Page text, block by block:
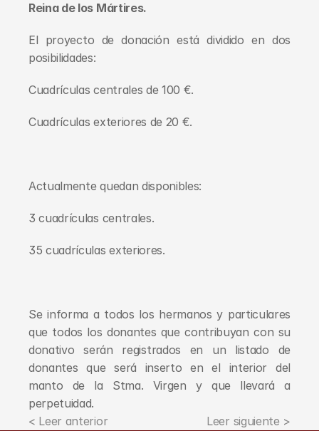
Reina de los Mártires.
El proyecto de donación está dividido en dos
posibilidades:
Cuadrículas centrales de 100 €.
Cuadrículas exteriores de 20 €.
Actualmente quedan disponibles:
3 cuadrículas centrales.
35 cuadrículas exteriores.
Se informa a todos los hermanos y particulares
que todos los donantes que contribuyan con su
donativo serán registrados en un listado de
donantes que será inserto en el interior del
manto de la Stma. Virgen y que llevará a
perpetuidad.
< Leer anterior
Leer siguiente >